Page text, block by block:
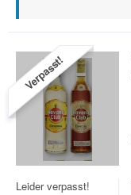
Verpasst!
Leider verpasst!